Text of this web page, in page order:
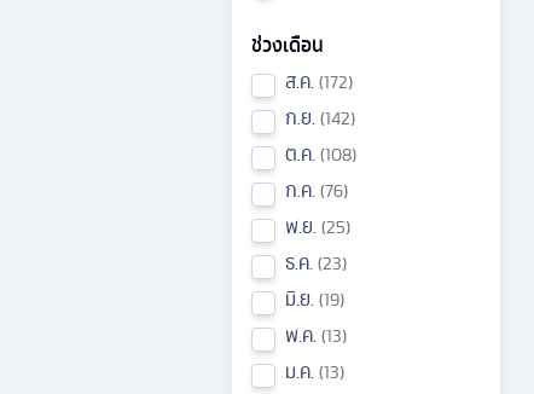
ช่วงเดือน
ส.ค. 172
ก.ย. 142
ต.ค. 108
ก.ค. 76
พ.ย. 25
ธ.ค. 23
มิ.ย. 19
พ.ค. 13
ม.ค. 13